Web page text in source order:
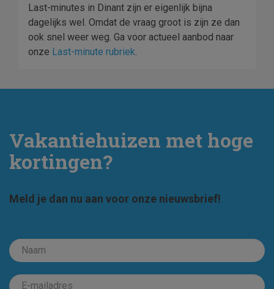
Last-minutes in Dinant zijn er eigenlijk bijna
dagelijks wel. Omdat de vraag groot is zijn ze dan
ook snel weer weg. Ga voor actueel aanbod naar
onze Last-minute rubriek
Vakantiehuizen met hoge
kortingen?
Meld je dan nu aan voor onze nieuwsbrief!